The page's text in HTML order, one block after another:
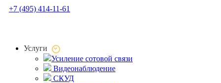
+7 (495) 414-11-61
Услуги
Усиление сотовой связи
Видеонаблюдение
СКУД